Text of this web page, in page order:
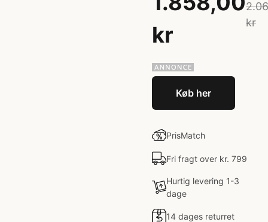
kr
kr
Køb her
PrisMatch
Fri fragt over kr. 799
Hurtig levering 1-3
dage
14 dages returret